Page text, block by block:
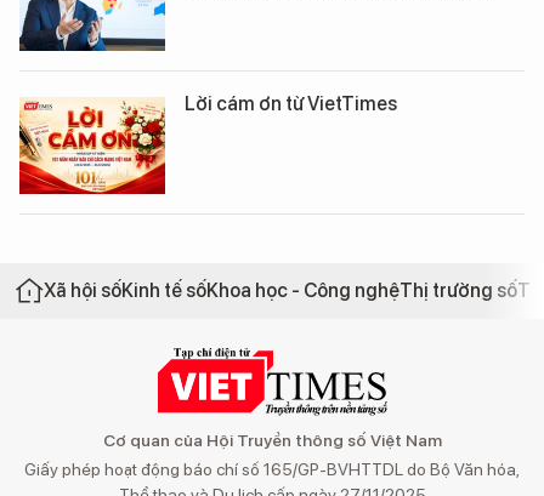
Lời cám ơn từ VietTimes
Xã hội sốKinh tế sốKhoa học - Công nghệThị trường số
Cơ quan của Hội Truyền thông số Việt Nam
Giấy phép hoạt động báo chí số 165/GP-BVHTTDL do Bộ Văn hóa,